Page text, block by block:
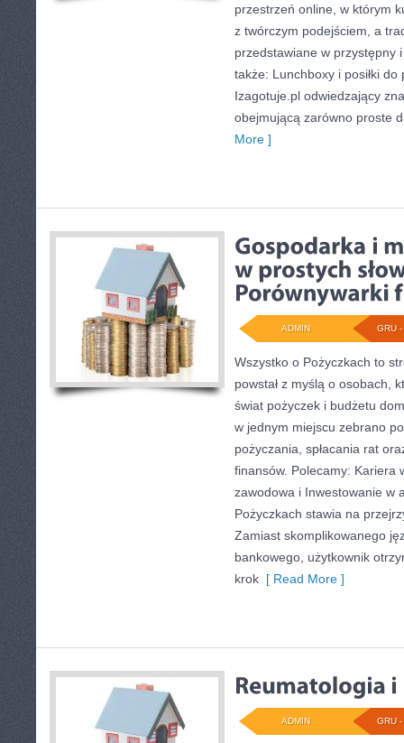
przestrzeń online, w którym
z twórczym podejściem, a
przedstawiane w przystępny
także: Lunchboxy i posiłki
Izagotuje.pl odwiedzający
obejmującą zarówno proste
More ]
GRU
ADMIN
Wszystko o Pożyczkach to
powstał z myślą o osobach,
świat pożyczek i budżetu
w jednym miejscu zebrano
pożyczania, spłacania rat
finansów. Polecamy: Kariera
zawodowa i Inwestowanie w
Pożyczkach stawia na
Zamiast skomplikowanego
bankowego, użytkownik
krok [ Read More ]
GRU
ADMIN